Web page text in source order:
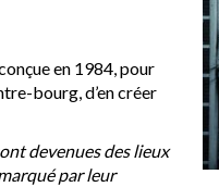
en 1984, pour
bourg, d’en créer
devenues des lieux
par leur